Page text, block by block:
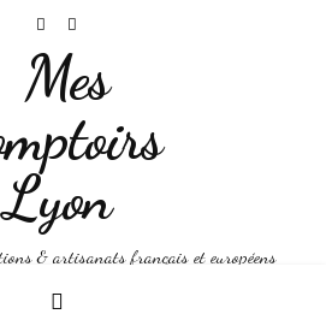
& artisanats français et européens